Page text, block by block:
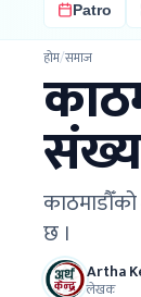
Patro
होम/समाज
छ ।
Artha
लेखक